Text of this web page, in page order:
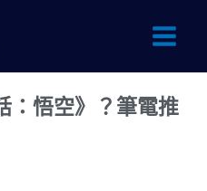
Main
：悟空》？筆電推